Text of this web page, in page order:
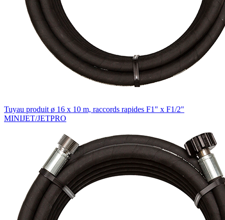
Tuyau produit ø 16 x 10 m, raccords rapides F1" x F1/2"
MINIJET/JETPRO